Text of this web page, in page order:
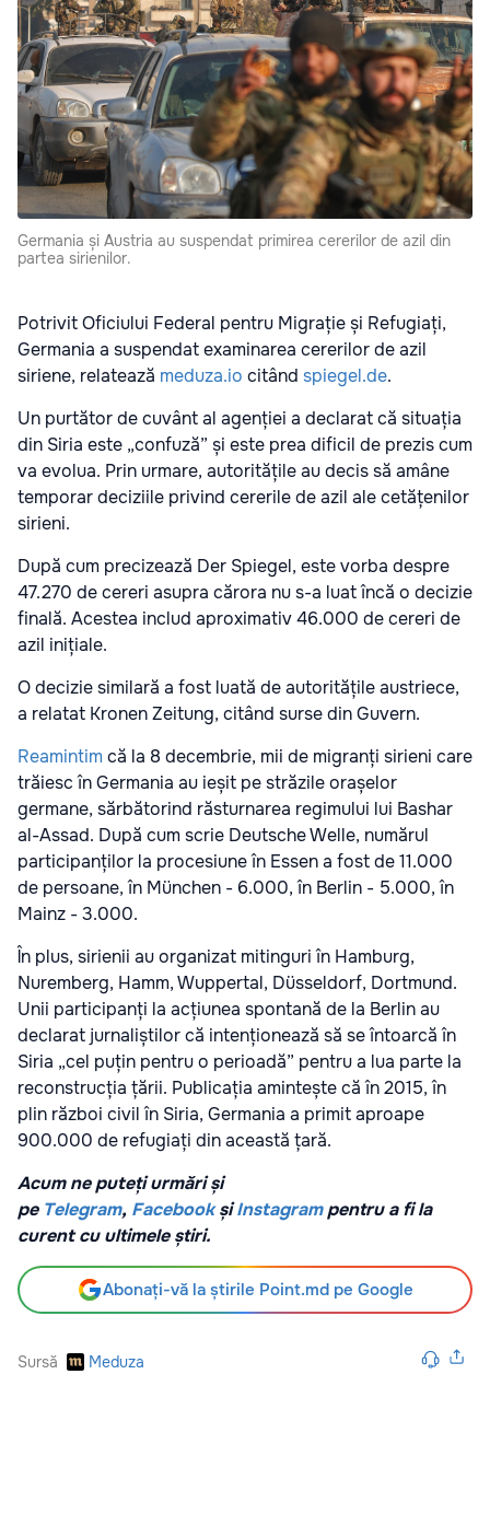
Germania și Austria au suspendat primirea cererilor de azil din
partea sirienilor.
Potrivit Oficiului Federal pentru Migrație și Refugiați,
Germania a suspendat examinarea cererilor de azil
siriene, relatează meduza.io citând spiegel.de.
Un purtător de cuvânt al agenției a declarat că situația
din Siria este „confuză” și este prea dificil de prezis cum
va evolua. Prin urmare, autoritățile au decis să amâne
temporar deciziile privind cererile de azil ale cetățenilor
sirieni.
După cum precizează Der Spiegel, este vorba despre
47.270 de cereri asupra cărora nu s-a luat încă o decizie
finală. Acestea includ aproximativ 46.000 de cereri de
azil inițiale.
O decizie similară a fost luată de autoritățile austriece,
a relatat Kronen Zeitung, citând surse din Guvern.
Reamintim că la 8 decembrie, mii de migranți sirieni care
trăiesc în Germania au ieșit pe străzile orașelor
germane, sărbătorind răsturnarea regimului lui Bashar
al-Assad. După cum scrie Deutsche Welle, numărul
participanților la procesiune în Essen a fost de 11.000
de persoane, în München - 6.000, în Berlin - 5.000, în
Mainz - 3.000.
În plus, sirienii au organizat mitinguri în Hamburg,
Nuremberg, Hamm, Wuppertal, Düsseldorf, Dortmund.
Unii participanți la acțiunea spontană de la Berlin au
declarat jurnaliștilor că intenționează să se întoarcă în
Siria „cel puțin pentru o perioadă” pentru a lua parte la
reconstrucția țării. Publicația amintește că în 2015, în
plin război civil în Siria, Germania a primit aproape
900.000 de refugiați din această țară.
Acum ne puteți urmări și
pe Telegram, Facebook șiInstagrampentru a fi la
curent cu ultimele știri.
Abonați-vă la știrile Point.md pe Google
Sursă Meduza